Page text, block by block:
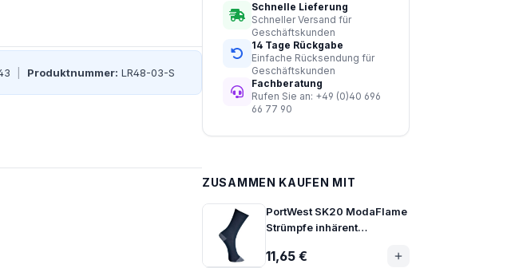
Produktnummer: LR48-03-S
Schnelle Lieferung
Schneller Versand für
Geschäftskunden
14 Tage Rückgabe
Einfache Rücksendung für
Geschäftskunden
Fachberatung
Rufen Sie an: +49 (0)40 696
66 77 90
ZUSAMMEN KAUFEN MIT
PortWest SK20 ModaFlame
Strümpfe inhärent
11,65 €